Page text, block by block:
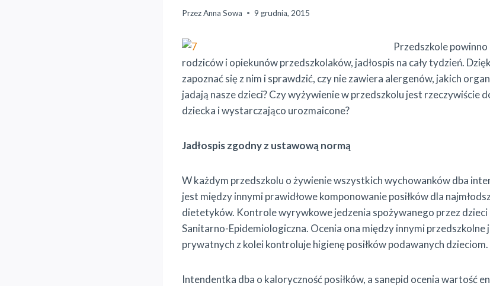
PrzezAnna Sowa 9 grudnia, 2015
Przedszkole
rodziców i opiekunów przedszkolaków, jadłospis na cały tydzień.
zapoznać się z nim i sprawdzić, czy nie zawiera alergenów, jakich
jadają nasze dzieci? Czy wyżywienie w przedszkolu jest rzeczywiście
dziecka i wystarczająco urozmaicone?
Jadłospis zgodny z ustawową normą
W każdym przedszkolu o żywienie wszystkich wychowanków dba
jest między innymi prawidłowe komponowanie posiłków dla
dietetyków. Kontrole wyrywkowe jedzenia spożywanego przez
Sanitarno-Epidemiologiczna. Ocenia ona między innymi przedszkolne
prywatnych z kolei kontroluje higienę posiłków podawanych dzieciom.
Intendentka dba o kaloryczność posiłków, a sanepid ocenia wartość